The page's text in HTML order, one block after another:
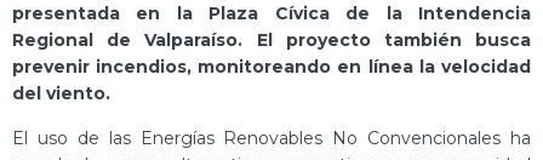
presentada en la Plaza Cívica de la Intendencia
Regional de Valparaíso. El proyecto también busca
prevenir incendios, monitoreando en línea la velocidad
del viento.
El uso de las Energías Renovables No Convencionales ha